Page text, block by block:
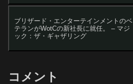
ブリザード・エンターテインメントのベ
テランがWotCの新社長に就任。 – マジ
ック：ザ・ギャザリング
コメント